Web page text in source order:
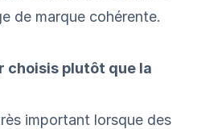
de marque cohérente.
choisis plutôt que la
important lorsque des